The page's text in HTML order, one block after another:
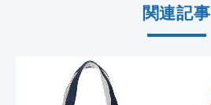
関連記事